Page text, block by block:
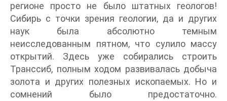
регионе просто не было штатных геологов!
Сибирь с точки зрения геологии, да и других
наук была абсолютно темным
неисследованным пятном, что сулило массу
открытий. Здесь уже собирались строить
Транссиб, полным ходом развивалась добыча
золота и других полезных ископаемых. Но и
сомнений было предостаточно.